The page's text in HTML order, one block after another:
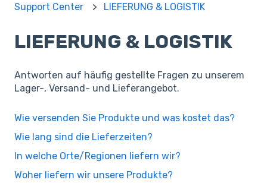
Support Center LIEFERUNG & LOGISTIK
LIEFERUNG & LOGISTIK
Antworten auf häufig gestellte Fragen zu unserem
Lager-, Versand- und Lieferangebot.
Wie versenden Sie Produkte und was kostet das?
Wie lang sind die Lieferzeiten?
In welche Orte/Regionen liefern wir?
Woher liefern wir unsere Produkte?